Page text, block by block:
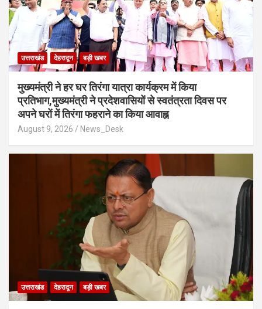
उत्तराखंड देहरादून बड़ी खबर
मुख्यमंत्री ने हर घर तिरंगा यात्रा कार्यक्रम में किया
प्रतिभाग,मुख्यमंत्री ने प्रदेशवासियों से स्वतंत्रता दिवस पर
अपने घरों में तिरंगा फहराने का किया आवाह्न
August 9, 2026 News_Desk
उत्तराखंड देहरादून बड़ी खबर